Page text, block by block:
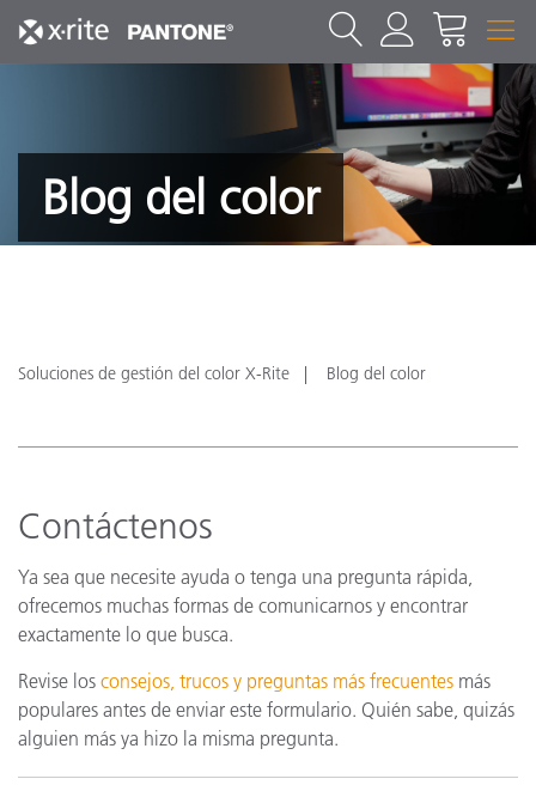
Blog del color
Soluciones de gestión del color X-Rite Blog del color
Contáctenos
Ya sea que necesite ayuda o tenga una pregunta rápida,
ofrecemos muchas formas de comunicarnos y encontrar
exactamente lo que busca.
Revise los consejos, trucos y preguntas más frecuentes más
populares antes de enviar este formulario. Quién sabe, quizás
alguien más ya hizo la misma pregunta.